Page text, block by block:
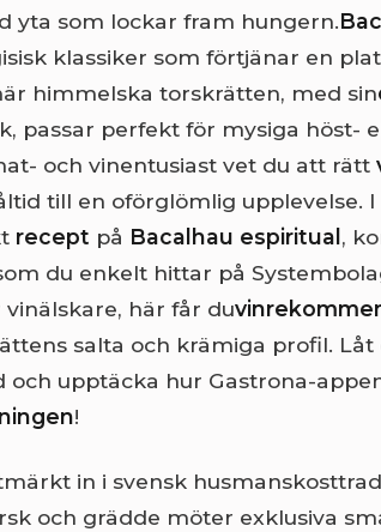
yta som lockar fram hungern.
klassiker som förtjänar en
himmelska torskrätten, med sin
passar perfekt för mysiga höst-
och vinentusiast vet du att rätt
till en oförglömlig upplevelse.
recept på Bacalhau espiritual ,
du enkelt hittar på
här får du
salta och krämiga profil. Låt
och upptäcka hur Gastrona-
!
in i svensk
och grädde möter exklusiva